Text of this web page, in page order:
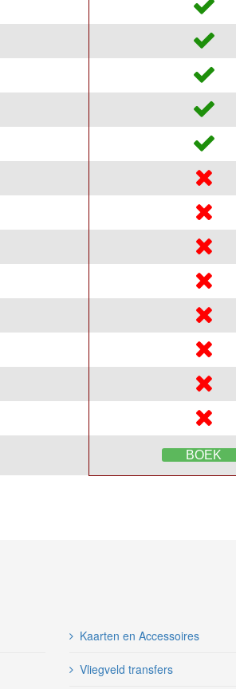
BOEK
Kaarten en Accessoires
Vliegveld transfers